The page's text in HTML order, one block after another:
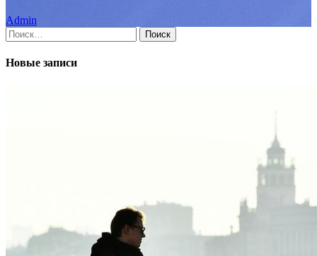
Admin
Найти:
Новые записи